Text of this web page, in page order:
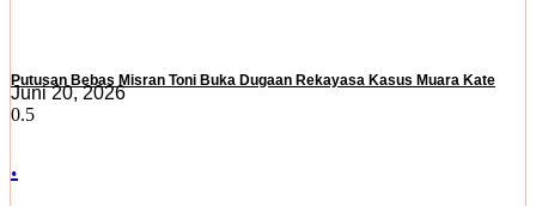
Putusan Bebas Misran Toni Buka Dugaan Rekayasa Kasus Muara Kate
Juni 20, 2026
.